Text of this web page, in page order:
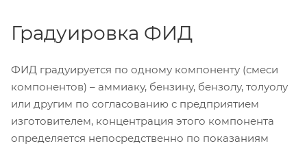
Градуировка ФИД
ФИД градуируется по одному компоненту (смеси
компонентов) – аммиаку, бензину, бензолу, толуолу
или другим по согласованию с предприятием
изготовителем, концентрация этого компонента
определяется непосредственно по показаниям